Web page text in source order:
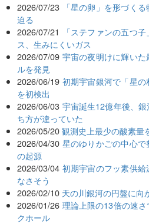
2026/07/23
「星の卵」を形づく
迫る
2026/07/21
「ステファンの五つ
ス、生みにくいガス
2026/07/09 宇宙の夜明けに輝い
ルを発見
2026/06/19 初期宇宙銀河で「星
を初検出
2026/06/03 宇宙誕生12億年後、
ち方が違っていた
2026/05/20 観測史上最少の酸素量
2026/04/30 星のゆりかごの中心
の起源
2026/03/04 初期宇宙のフッ素供
なさそう
2026/02/10 天の川銀河の円盤に向
2026/01/26 理論上限の13倍の速
クホール